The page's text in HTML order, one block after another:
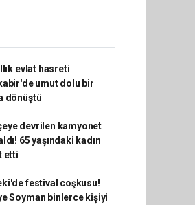
evlat hasreti
umut dolu bir
dönüştü
devrilen kamyonet
65 yaşındaki kadın
etti
festival coşkusu!
Soyman binlerce kişiyi